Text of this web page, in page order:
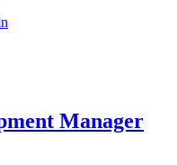
Manager